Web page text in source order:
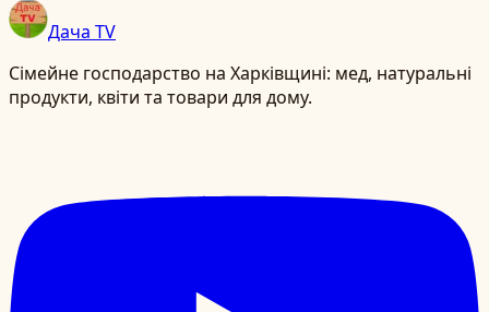
Дача TV
Сімейне господарство на Харківщині: мед, натуральні
продукти, квіти та товари для дому.